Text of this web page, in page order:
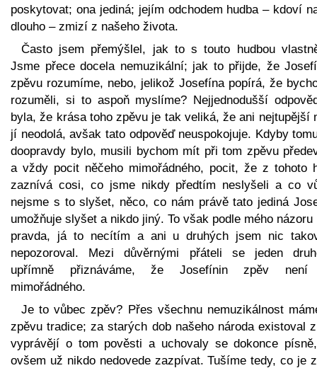
poskytovat; ona jediná; jejím odchodem hudba – kdoví
dlouho – zmizí z našeho života.
Často jsem přemýšlel, jak to s touto hudbou
Jsme přece docela nemuzikální; jak to přijde, že
zpěvu rozumíme, nebo, jelikož Josefína popírá, že
rozuměli, si to aspoň myslíme? Nejjednodušší
byla, že krása toho zpěvu je tak veliká, že ani nejtupější
jí neodolá, avšak tato odpověď neuspokojuje. Kdyby
doopravdy bylo, musili bychom mít při tom zpěvu
a vždy pocit něčeho mimořádného, pocit, že z tohoto
zaznívá cosi, co jsme nikdy předtím neslyšeli a co
nejsme s to slyšet, něco, co nám právě tato jediná
umožňuje slyšet a nikdo jiný. To však podle mého názoru
pravda, já to necítím a ani u druhých jsem nic
nepozoroval. Mezi důvěrnými přáteli se jeden
upřímně přiznáváme, že Josefínin zpěv
mimořádného.
Je to vůbec zpěv? Přes všechnu nemuzikálnost
zpěvu tradice; za starých dob našeho národa existoval
vyprávějí o tom pověsti a uchovaly se dokonce
ovšem už nikdo nedovede zazpívat. Tušíme tedy, co je